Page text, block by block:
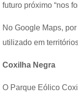
futuro próximo “nos
No Google Maps,
utilizado em
Coxilha Negra
O Parque Eólico